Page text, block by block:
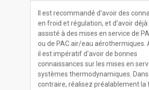
Il est recommandé d'avoir des
en froid et régulation, et d'avoir
assisté à des mises en service de
ou de PAC air/eau aérothermiques.
il est impératif d'avoir de bonnes
connaissances sur les mises en
systèmes thermodynamiques. Dans
contraire, réalisez préalablement la